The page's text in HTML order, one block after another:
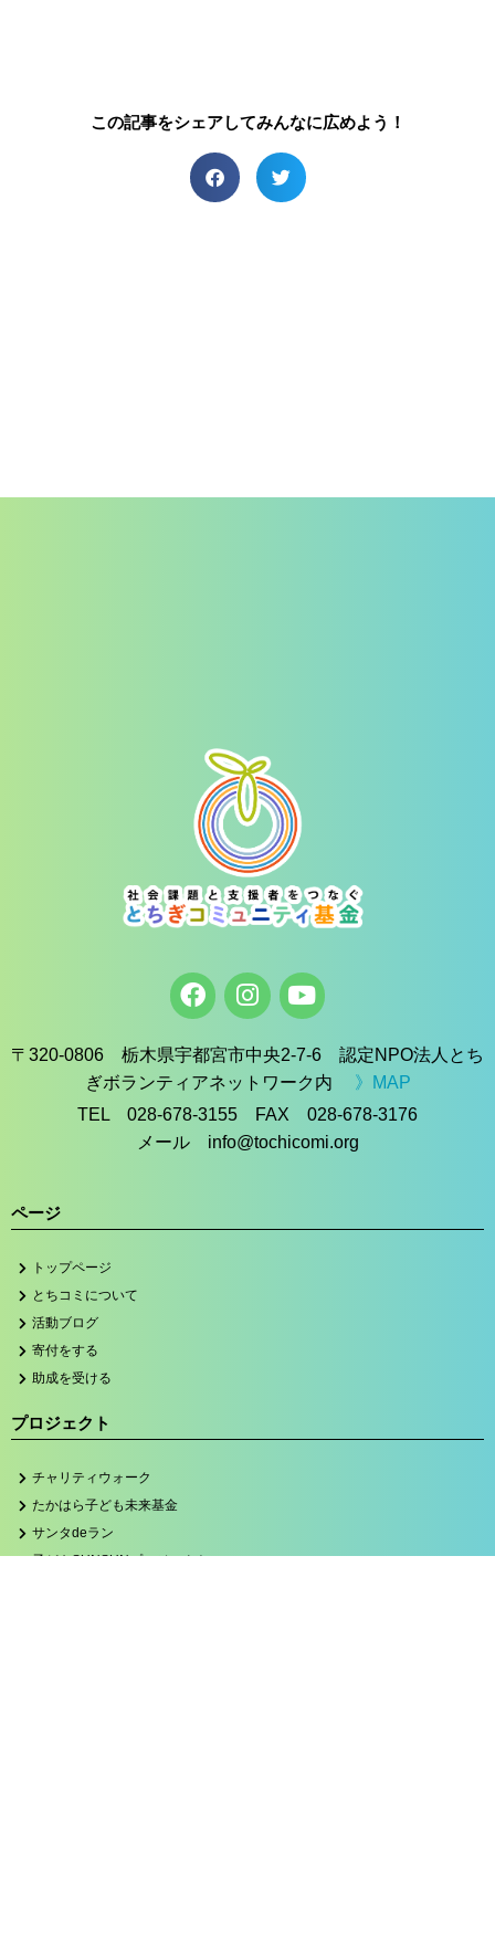
この記事をシェアしてみんなに広めよう！
〒320-0806 栃木県宇都宮市中央2-7-6 認定NPO法人とち
ぎボランティアネットワーク内 》MAP
TEL 028-678-3155 FAX 028-678-3176
メール info@tochicomi.org
ページ
トップページ
とちコミについて
活動ブログ
寄付をする
助成を受ける
プロジェクト
チャリティウォーク
たかはら子ども未来基金
サンタdeラン
子どもSUNSUNプロジェクト